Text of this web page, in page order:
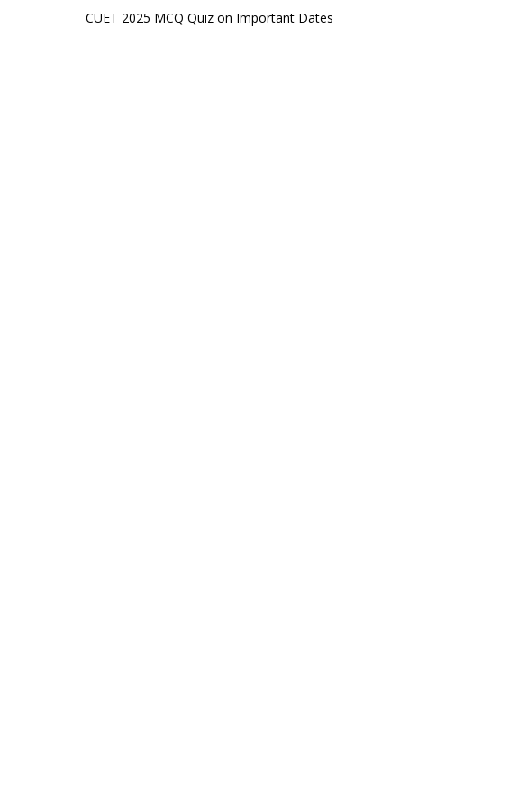
CUET 2025 MCQ Quiz on Important Dates